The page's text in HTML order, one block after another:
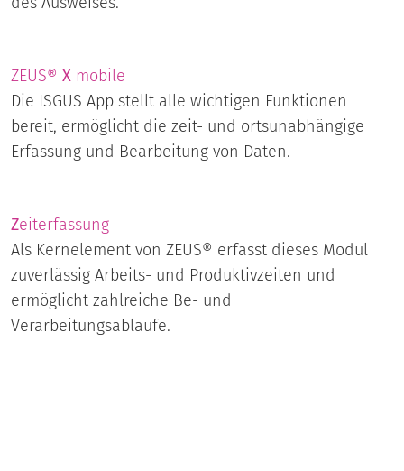
ZEUS® X mobile
Die ISGUS App stellt alle wichtigen Funktionen
bereit, ermöglicht die zeit- und ortsunabhängige
Erfassung und Bearbeitung von Daten.
Zeiterfassung
Als Kernelement von ZEUS® erfasst dieses Modul
zuverlässig Arbeits- und Produktivzeiten und
ermöglicht zahlreiche Be- und
Verarbeitungsabläufe.